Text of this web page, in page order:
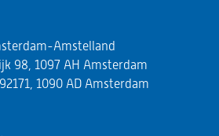
Amstelland
98, 1097 AH Amsterdam
1090 AD Amsterdam